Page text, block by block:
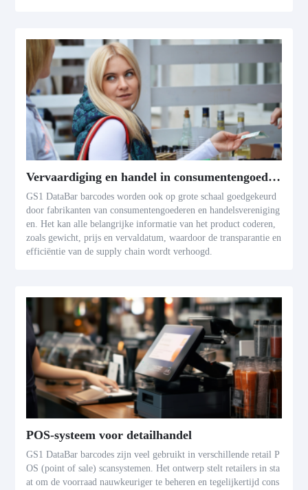
Vervaardiging en handel in consumentengoederen
GS1 DataBar barcodes worden ook op grote schaal goedgekeurd
door fabrikanten van consumentengoederen en handelsvereniging
en. Het kan alle belangrijke informatie van het product coderen,
zoals gewicht, prijs en vervaldatum, waardoor de transparantie en
efficiëntie van de supply chain wordt verhoogd.
POS-systeem voor detailhandel
GS1 DataBar barcodes zijn veel gebruikt in verschillende retail P
OS (point of sale) scansystemen. Het ontwerp stelt retailers in sta
at om de voorraad nauwkeuriger te beheren en tegelijkertijd cons